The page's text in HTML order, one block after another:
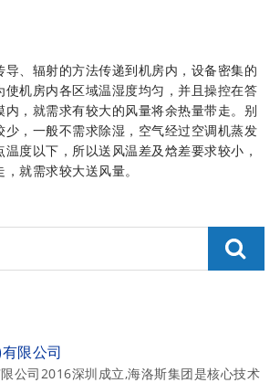
导、辐射的方法传递到机房内，设备密集的
使机房内各区域温湿度均匀，并且操控在答
内，就需求有较大的风量将余热量带走。别
少，一般不需求除湿，空气经过空调机蒸发
度以下，所以送风温差及焓差要求较小，
就需求较大送风量。
限公司
公司2016深圳成立,海洛斯集团是核心技术